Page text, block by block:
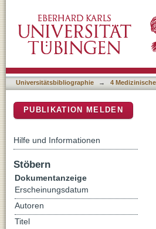
Perspektiven
Universitätsbibliographie → 4
PUBLIKATION MELDEN
Hilfe und Informationen
Stöbern
Dokumentanzeige
Erscheinungsdatum
Autoren
Titel